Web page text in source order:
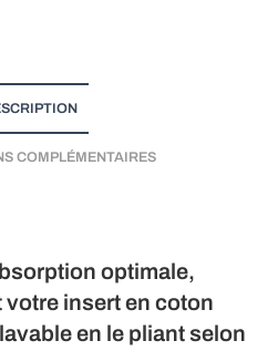
COMPLÉMENTAIRES
optimale,
insert en coton
en le pliant selon